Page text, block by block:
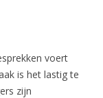
voert
is het lastig te
zijn